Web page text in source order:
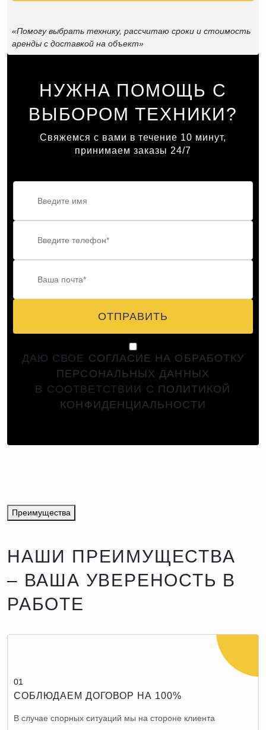
НУЖНА ПОМОЩЬ С
ВЫБОРОМ ТЕХНИКИ?
Свяжемся с вами в течение 10 минут,
принимаем заказы 24/7
ОТПРАВИТЬ
ДАЮ СВОЕ СОГЛАСИЕ НА ОБРАБОТКУ
ПЕРСОНАЛЬНЫХ ДАННЫХ
В СООТВЕТСТВИИ С ПОЛИТИКОЙ
КОНФИДЕНЦИАЛЬНОСТИ
«Помогу выбрать технику, рассчитаю сроки и стоимость
аренды с доставкой на объект»
Преимущества
НАШИ ПРЕИМУЩЕСТВА
– ВАША УВЕРЕНОСТЬ В
РАБОТЕ
01
СОБЛЮДАЕМ ДОГОВОР НА 100%
В случае спорных ситуаций мы на стороне клиента